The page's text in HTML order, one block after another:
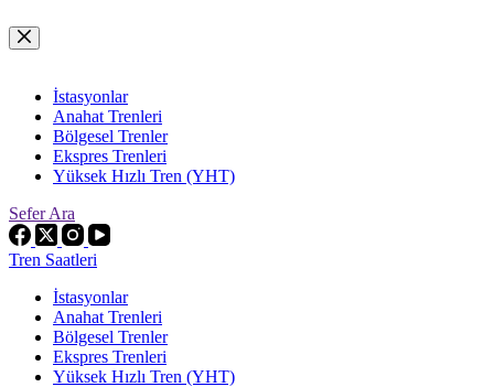
Skip
to
İstasyonlar
Anahat Trenleri
Bölgesel Trenler
Ekspres Trenleri
Yüksek Hızlı Tren (YHT)
Sefer Ara
Tren Saatleri
İstasyonlar
Anahat Trenleri
Bölgesel Trenler
Ekspres Trenleri
Yüksek Hızlı Tren (YHT)